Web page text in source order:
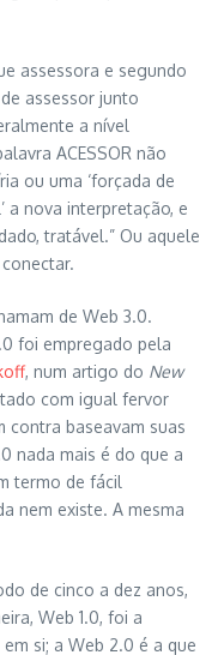
assessora e segundo
assessor junto
a nível
ACESSOR não
ou uma ‘forçada de
a nova interpretação, e
tratável.” Ou aquele
de Web 3.0.
foi empregado pela
, num artigo do New
com igual fervor
contra baseavam suas
nada mais é do que a
termo de fácil
nem existe. A mesma
de cinco a dez anos,
Web 1.0, foi a
si; a Web 2.0 é a que